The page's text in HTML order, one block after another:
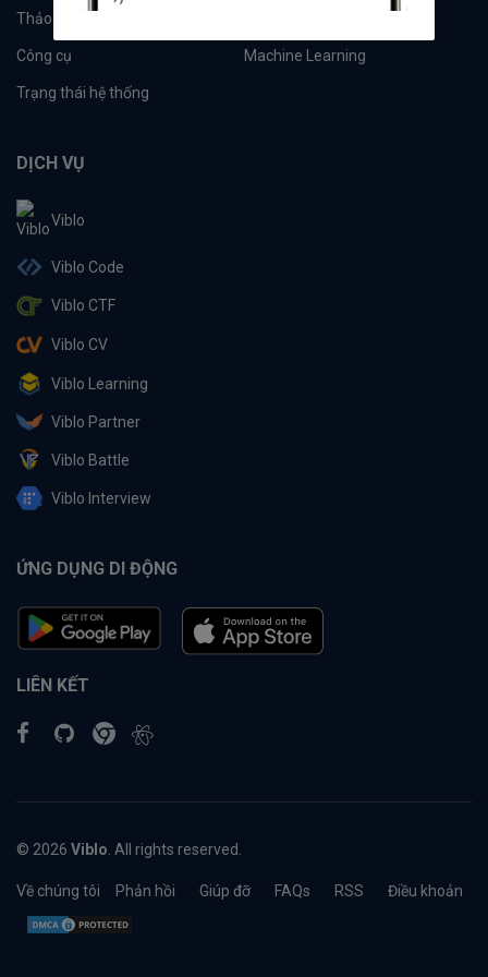
Thảo luận
Công cụ Machine Learning
Trạng thái hệ thống
DỊCH VỤ
Viblo
Viblo Code
Viblo CTF
Viblo CV
Viblo Learning
Viblo Partner
Viblo Battle
Viblo Interview
ỨNG DỤNG DI ĐỘNG
LIÊN KẾT
© 2026 Viblo . All rights reserved.
Về chúng tôi Phản hồi Giúp đỡ FAQs RSS Điều khoản